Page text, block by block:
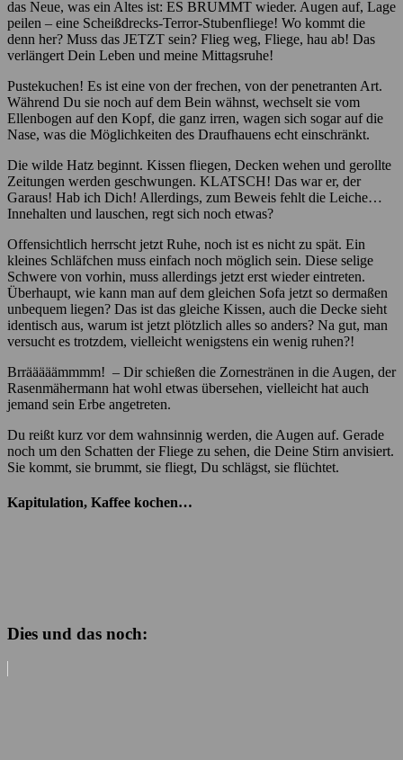
das Neue, was ein Altes ist: ES BRUMMT wieder. Augen auf, Lage
peilen – eine Scheißdrecks-Terror-Stubenfliege! Wo kommt die
denn her? Muss das JETZT sein? Flieg weg, Fliege, hau ab! Das
verlängert Dein Leben und meine Mittagsruhe!
Pustekuchen! Es ist eine von der frechen, von der penetranten Art.
Während Du sie noch auf dem Bein wähnst, wechselt sie vom
Ellenbogen auf den Kopf, die ganz irren, wagen sich sogar auf die
Nase, was die Möglichkeiten des Draufhauens echt einschränkt.
Die wilde Hatz beginnt. Kissen fliegen, Decken wehen und gerollte
Zeitungen werden geschwungen. KLATSCH! Das war er, der
Garaus! Hab ich Dich! Allerdings, zum Beweis fehlt die Leiche…
Innehalten und lauschen, regt sich noch etwas?
Offensichtlich herrscht jetzt Ruhe, noch ist es nicht zu spät. Ein
kleines Schläfchen muss einfach noch möglich sein. Diese selige
Schwere von vorhin, muss allerdings jetzt erst wieder eintreten.
Überhaupt, wie kann man auf dem gleichen Sofa jetzt so dermaßen
unbequem liegen? Das ist das gleiche Kissen, auch die Decke sieht
identisch aus, warum ist jetzt plötzlich alles so anders? Na gut, man
versucht es trotzdem, vielleicht wenigstens ein wenig ruhen?!
Brrääääämmmm! – Dir schießen die Zornestränen in die Augen, der
Rasenmähermann hat wohl etwas übersehen, vielleicht hat auch
jemand sein Erbe angetreten.
Du reißt kurz vor dem wahnsinnig werden, die Augen auf. Gerade
noch um den Schatten der Fliege zu sehen, die Deine Stirn anvisiert.
Sie kommt, sie brummt, sie fliegt, Du schlägst, sie flüchtet.
Kapitulation, Kaffee kochen…
Dies und das noch: